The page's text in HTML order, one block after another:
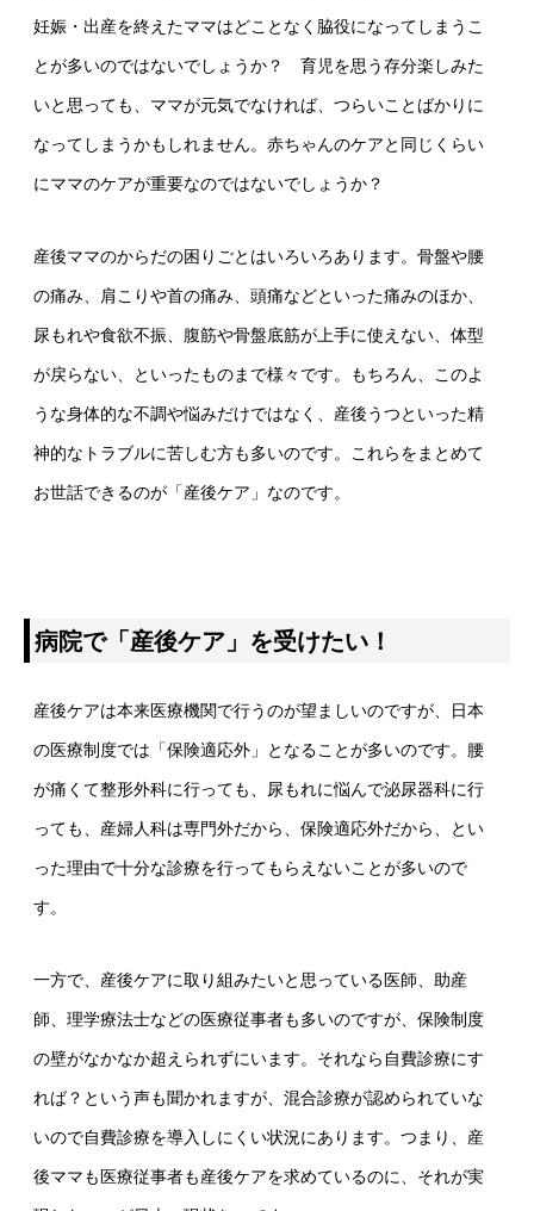
妊娠・出産を終えたママはどことなく脇役になってしまうこ
とが多いのではないでしょうか？ 育児を思う存分楽しみた
いと思っても、ママが元気でなければ、つらいことばかりに
なってしまうかもしれません。赤ちゃんのケアと同じくらい
にママのケアが重要なのではないでしょうか？
産後ママのからだの困りごとはいろいろあります。骨盤や腰
の痛み、肩こりや首の痛み、頭痛などといった痛みのほか、
尿もれや食欲不振、腹筋や骨盤底筋が上手に使えない、体型
が戻らない、といったものまで様々です。もちろん、このよ
うな身体的な不調や悩みだけではなく、産後うつといった精
神的なトラブルに苦しむ方も多いのです。これらをまとめて
お世話できるのが「産後ケア」なのです。
病院で「産後ケア」を受けたい！
産後ケアは本来医療機関で行うのが望ましいのですが、日本
の医療制度では「保険適応外」となることが多いのです。腰
が痛くて整形外科に行っても、尿もれに悩んで泌尿器科に行
っても、産婦人科は専門外だから、保険適応外だから、とい
った理由で十分な診療を行ってもらえないことが多いので
す。
一方で、産後ケアに取り組みたいと思っている医師、助産
師、理学療法士などの医療従事者も多いのですが、保険制度
の壁がなかなか超えられずにいます。それなら自費診療にす
れば？という声も聞かれますが、混合診療が認められていな
いので自費診療を導入しにくい状況にあります。つまり、産
後ママも医療従事者も産後ケアを求めているのに、それが実